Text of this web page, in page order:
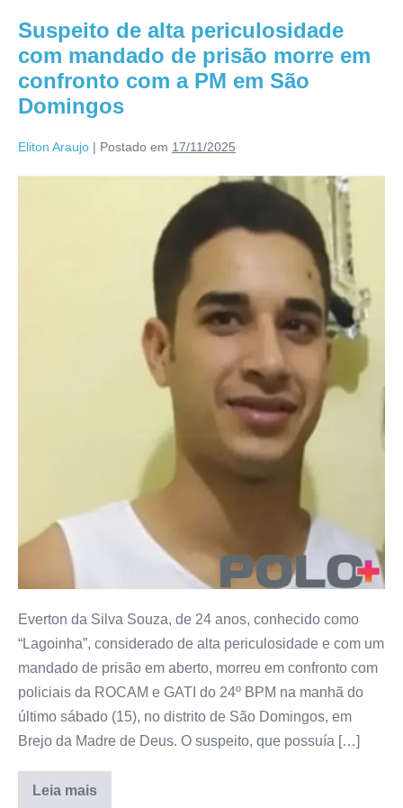
Suspeito de alta periculosidade
com mandado de prisão morre em
confronto com a PM em São
Domingos
Eliton Araujo | Postado em 17/11/2025
Everton da Silva Souza, de 24 anos, conhecido como
“Lagoinha”, considerado de alta periculosidade e com um
mandado de prisão em aberto, morreu em confronto com
policiais da ROCAM e GATI do 24º BPM na manhã do
último sábado (15), no distrito de São Domingos, em
Brejo da Madre de Deus. O suspeito, que possuía […]
Leia mais